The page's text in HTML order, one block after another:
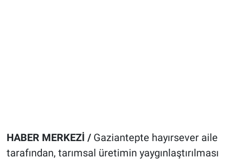
HABER MERKEZİ /Gaziantepte hayırsever aile
tarafından, tarımsal üretimin yaygınlaştırılması